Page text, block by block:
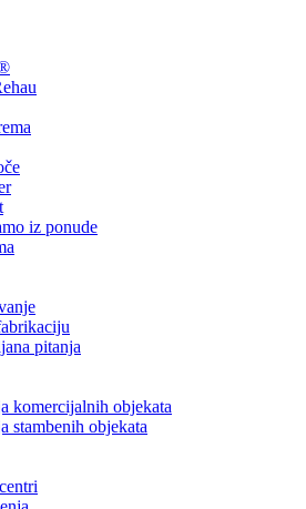
iz ponude
pitanja
komercijalnih objekata
stambenih objekata